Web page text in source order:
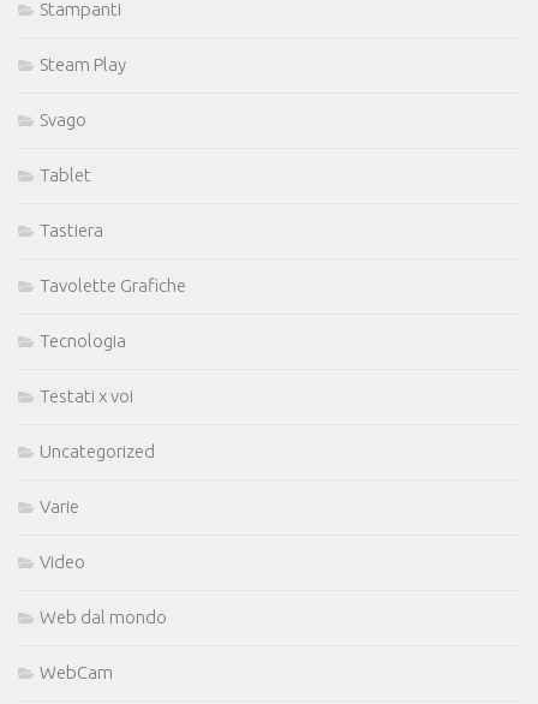
Stampanti
Steam Play
Svago
Tablet
Tastiera
Tavolette Grafiche
Tecnologia
Testati x voi
Uncategorized
Varie
Video
Web dal mondo
WebCam